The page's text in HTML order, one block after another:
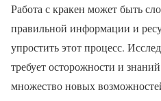
Работа с кракен может быть
правильной информации и
упростить этот процесс.
требует осторожности и
множество новых